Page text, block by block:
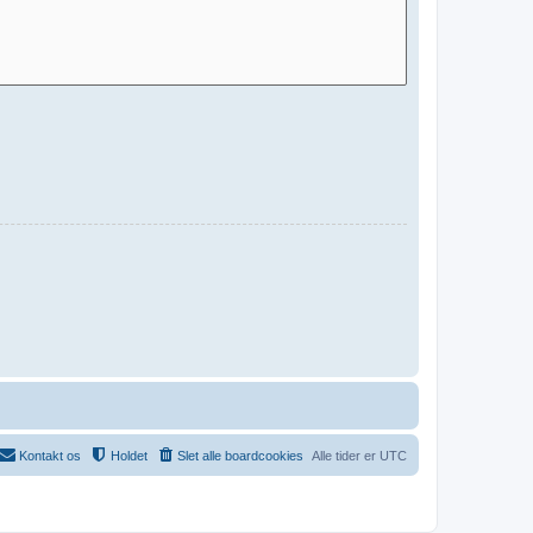
Alle tider er UTC
Slet alle boardcookies
Holdet
Kontakt os